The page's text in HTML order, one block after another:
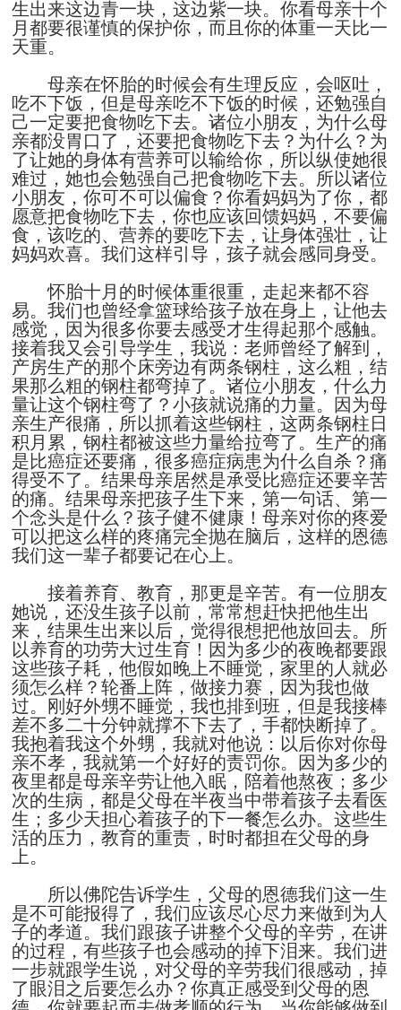
生出来这边青一块，这边紫一块。你看母亲十个
月都要很谨慎的保护你，而且你的体重一天比一
天重。
母亲在怀胎的时候会有生理反应，会呕吐，
吃不下饭，但是母亲吃不下饭的时候，还勉强自
己一定要把食物吃下去。诸位小朋友，为什么母
亲都没胃口了，还要把食物吃下去？为什么？为
了让她的身体有营养可以输给你，所以纵使她很
难过，她也会勉强自己把食物吃下去。所以诸位
小朋友，你可不可以偏食？你看妈妈为了你，都
愿意把食物吃下去，你也应该回馈妈妈，不要偏
食，该吃的、营养的要吃下去，让身体强壮，让
妈妈欢喜。我们这样引导，孩子就会感同身受。
怀胎十月的时候体重很重，走起来都不容
易。我们也曾经拿篮球给孩子放在身上，让他去
感觉，因为很多你要去感受才生得起那个感触。
接着我又会引导学生，我说：老师曾经了解到，
产房生产的那个床旁边有两条钢柱，这么粗，结
果那么粗的钢柱都弯掉了。诸位小朋友，什么力
量让这个钢柱弯了？小孩就说痛的力量。因为母
亲生产很痛，所以抓着这些钢柱，这两条钢柱日
积月累，钢柱都被这些力量给拉弯了。生产的痛
是比癌症还要痛，很多癌症病患为什么自杀？痛
得受不了。结果母亲居然是承受比癌症还要辛苦
的痛。结果母亲把孩子生下来，第一句话、第一
个念头是什么？孩子健不健康！母亲对你的疼爱
可以把这么样的疼痛完全抛在脑后，这样的恩德
我们这一辈子都要记在心上。
接着养育、教育，那更是辛苦。有一位朋友
她说，还没生孩子以前，常常想赶快把他生出
来，结果生出来以后，觉得很想把他放回去。所
以养育的功劳大过生育！因为多少的夜晚都要跟
这些孩子耗，他假如晚上不睡觉，家里的人就必
须怎么样？轮番上阵，做接力赛，因为我也做
过。刚好外甥不睡觉，我也排到班，但是我接棒
差不多二十分钟就撑不下去了，手都快断掉了。
我抱着我这个外甥，我就对他说：以后你对你母
亲不孝，我就第一个好好的责罚你。因为多少的
夜里都是母亲辛劳让他入眠，陪着他熬夜；多少
次的生病，都是父母在半夜当中带着孩子去看医
生；多少天担心着孩子的下一餐怎么办。这些生
活的压力，教育的重责，时时都担在父母的身
上。
所以佛陀告诉学生，父母的恩德我们这一生
是不可能报得了，我们应该尽心尽力来做到为人
子的孝道。我们跟孩子讲整个父母的辛劳，在讲
的过程，有些孩子也会感动的掉下泪来。我们进
一步就跟学生说，对父母的辛劳我们很感动，掉
了眼泪之后要怎么办？你真正感受到父母的恩